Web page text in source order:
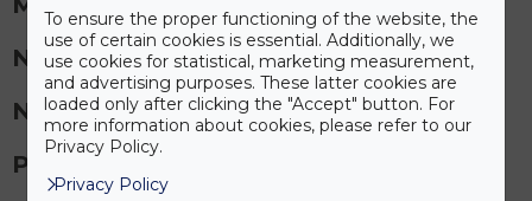
Nutrigenetika
Non-invazív véranalízis
Pulzusdiagnosztika
To ensure the proper functioning of the website, the
use of certain cookies is essential. Additionally, we
use cookies for statistical, marketing measurement,
and advertising purposes. These latter cookies are
loaded only after clicking the "Accept" button. For
more information about cookies, please refer to our
Privacy Policy.
Privacy Policy